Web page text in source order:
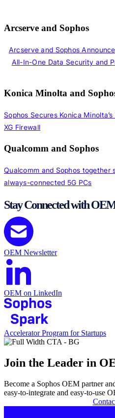
Arcserve and Sophos
Arcserve and Sophos
All-In-One Data Security and
Konica Minolta and
Sophos Secures Konica
XG Firewall
Qualcomm and Sophos
Qualcomm and Sophos
always-connected 5G PCs
Stay Connected with
OEM Newsletter
OEM on LinkedIn
Accelerator Program for Startups
Join the Leader in
Become a Sophos OEM partner
easy-to-integrate and easy-to-use